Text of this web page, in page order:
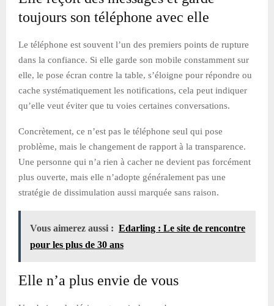
toujours son téléphone avec elle
Le téléphone est souvent l’un des premiers points de rupture
dans la confiance. Si elle garde son mobile constamment sur
elle, le pose écran contre la table, s’éloigne pour répondre ou
cache systématiquement les notifications, cela peut indiquer
qu’elle veut éviter que tu voies certaines conversations.
Concrètement, ce n’est pas le téléphone seul qui pose
problème, mais le changement de rapport à la transparence.
Une personne qui n’a rien à cacher ne devient pas forcément
plus ouverte, mais elle n’adopte généralement pas une
stratégie de dissimulation aussi marquée sans raison.
Vous aimerez aussi : Edarling : Le site de rencontre
pour les plus de 30 ans
Elle n’a plus envie de vous